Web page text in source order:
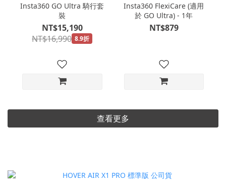
Insta360 GO Ultra 騎行套
裝
NT$15,190
NT$16,990 8.9折
Insta360 FlexiCare (適用
於 GO Ultra) - 1年
NT$879
查看更多